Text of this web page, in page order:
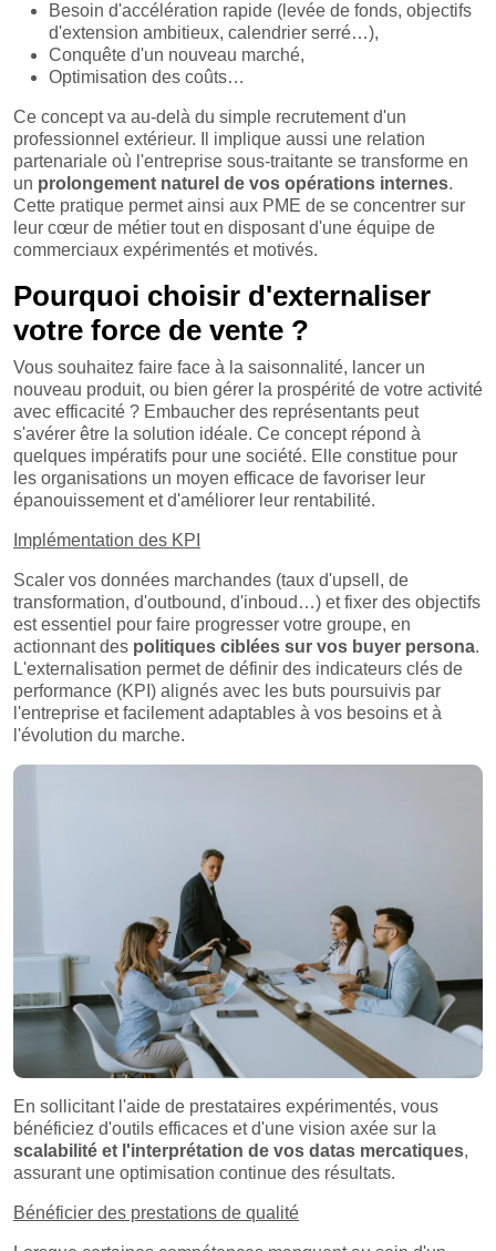
Besoin d'accélération rapide (levée de fonds, objectifs
d'extension ambitieux, calendrier serré…),
Conquête d'un nouveau marché,
Optimisation des coûts…
Ce concept va au-delà du simple recrutement d'un
professionnel extérieur. Il implique aussi une relation
partenariale où l'entreprise sous-traitante se transforme en
un prolongement naturel de vos opérations internes.
Cette pratique permet ainsi aux PME de se concentrer sur
leur cœur de métier tout en disposant d'une équipe de
commerciaux expérimentés et motivés.
Pourquoi choisir d'externaliser
votre force de vente ?
Vous souhaitez faire face à la saisonnalité, lancer un
nouveau produit, ou bien gérer la prospérité de votre activité
avec efficacité ? Embaucher des représentants peut
s'avérer être la solution idéale. Ce concept répond à
quelques impératifs pour une société. Elle constitue pour
les organisations un moyen efficace de favoriser leur
épanouissement et d'améliorer leur rentabilité.
Implémentation des KPI
Scaler vos données marchandes (taux d'upsell, de
transformation, d'outbound, d'inboud…) et fixer des objectifs
est essentiel pour faire progresser votre groupe, en
actionnant des politiques ciblées sur vos buyer persona.
L'externalisation permet de définir des indicateurs clés de
performance (KPI) alignés avec les buts poursuivis par
l'entreprise et facilement adaptables à vos besoins et à
l'évolution du marche.
En sollicitant l'aide de prestataires expérimentés, vous
bénéficiez d'outils efficaces et d'une vision axée sur la
scalabilité et l'interprétation de vos datas mercatiques,
assurant une optimisation continue des résultats.
Bénéficier des prestations de qualité